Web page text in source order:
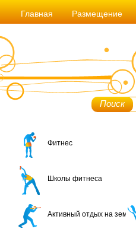
Главная Размещение
Поиск
Фитнес
Школы фитнеса
Активный отдых на земле